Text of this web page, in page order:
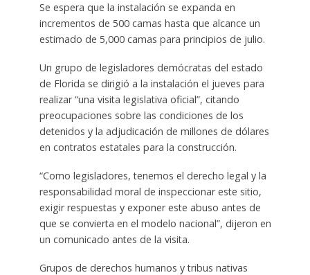
Se espera que la instalación se expanda en
incrementos de 500 camas hasta que alcance un
estimado de 5,000 camas para principios de julio.
Un grupo de legisladores demócratas del estado
de Florida se dirigió a la instalación el jueves para
realizar “una visita legislativa oficial”, citando
preocupaciones sobre las condiciones de los
detenidos y la adjudicación de millones de dólares
en contratos estatales para la construcción.
“Como legisladores, tenemos el derecho legal y la
responsabilidad moral de inspeccionar este sitio,
exigir respuestas y exponer este abuso antes de
que se convierta en el modelo nacional”, dijeron en
un comunicado antes de la visita.
Grupos de derechos humanos y tribus nativas